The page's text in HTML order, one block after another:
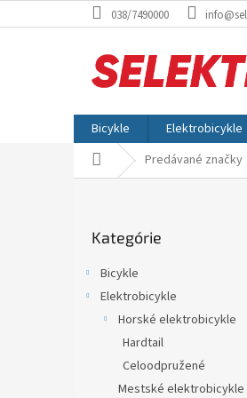
na
038/7490000
Bicykle Elektrobicykle
DomovPredávané značky
kategórie
Kategórie
Bicykle
Elektrobicykle
Horské elektrobicykle
Hardtail
Celoodpružené
Mestské elektrobicykle